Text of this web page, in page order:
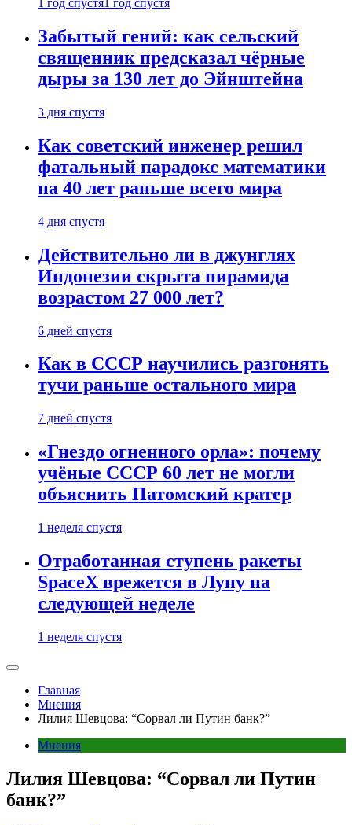
1 год спустя 1 год спустя
Забытый гений: как сельский
священник предсказал чёрные
дыры за 130 лет до Эйнштейна
3 дня спустя
Как советский инженер решил
фатальный парадокс математики
на 40 лет раньше всего мира
4 дня спустя
Действительно ли в джунглях
Индонезии скрыта пирамида
возрастом 27 000 лет?
6 дней спустя
Как в СССР научились разгонять
тучи раньше остального мира
7 дней спустя
«Гнездо огненного орла»: почему
учёные СССР 60 лет не могли
объяснить Патомский кратер
1 неделя спустя
Отработанная ступень ракеты
SpaceX врежется в Луну на
следующей неделе
1 неделя спустя
Главная
Мнения
Лилия Шевцова: “Сорвал ли Путин банк?”
Мнения
Лилия Шевцова: “Сорвал ли Путин
банк?”